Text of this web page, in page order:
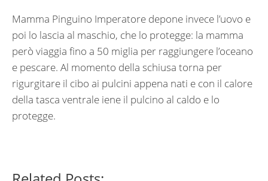
Mamma Pinguino Imperatore depone invece l’uovo e
poi lo lascia al maschio, che lo protegge: la mamma
però viaggia fino a 50 miglia per raggiungere l’oceano
e pescare. Al momento della schiusa torna per
rigurgitare il cibo ai pulcini appena nati e con il calore
della tasca ventrale iene il pulcino al caldo e lo
protegge.